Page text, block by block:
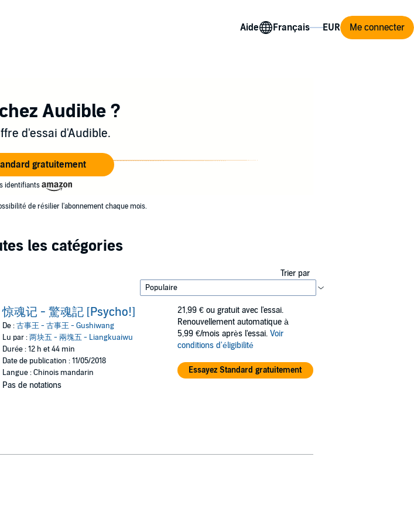
Aide Me connecter
Audible ?
d'essai d'Audible.
gratuitement
identifiants
de résilier l'abonnement chaque mois.
les catégories
Trier par
惊魂记 - 驚魂記 [Psycho!]
De :古事王 - 古事王 - Gushiwang
Lu par :两块五 - 兩塊五 - Liangkuaiwu
Durée : 12 h et 44 min
Date de publication : 11/05/2018
Langue : Chinois mandarin
Pas de notations
21,99 € ou gratuit avec l'essai.
Renouvellement automatique à
5,99 €/mois après l'essai. Voir
conditions d'éligibilité
Essayez Standard gratuitement